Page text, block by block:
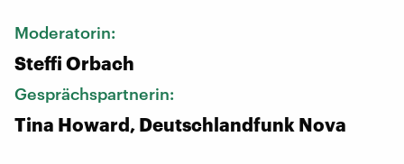
Moderatorin:
Steffi Orbach
Gesprächspartnerin:
Tina Howard, Deutschlandfunk Nova